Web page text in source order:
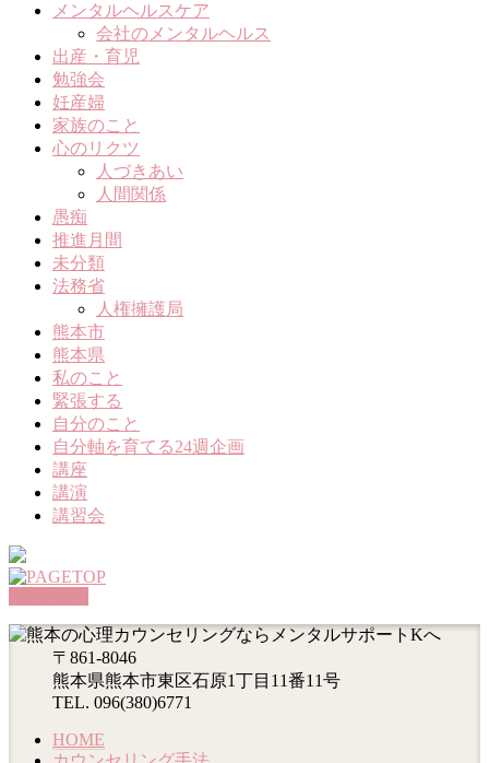
メンタルヘルスケア
会社のメンタルヘルス
出産・育児
勉強会
妊産婦
家族のこと
心のリクツ
人づきあい
人間関係
愚痴
推進月間
未分類
法務省
人権擁護局
熊本市
熊本県
私のこと
緊張する
自分のこと
自分軸を育てる24週企画
講座
講演
講習会
〒861-8046
熊本県熊本市東区石原1丁目11番11号
TEL. 096(380)6771
HOME